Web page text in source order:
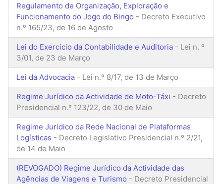
Regulamento de Organização, Exploração e
Funcionamento do Jogo do Bingo - Decreto Executivo
n.º 165/23, de 16 de Agosto
Lei do Exercício da Contabilidade e Auditoria - Lei n. º
3/01, de 23 de Março
Lei da Advocacia - Lei n.º 8/17, de 13 de Março
Regime Jurídico da Actividade de Moto-Táxi - Decreto
Presidencial n.º 123/22, de 30 de Maio
Regime Jurídico da Rede Nacional de Plataformas
Logísticas - Decreto Legislativo Presidencial n.º 2/21,
de 14 de Maio
(REVOGADO) Regime Jurídico da Actividade das
Agências de Viagens e Turismo - Decreto Presidencial